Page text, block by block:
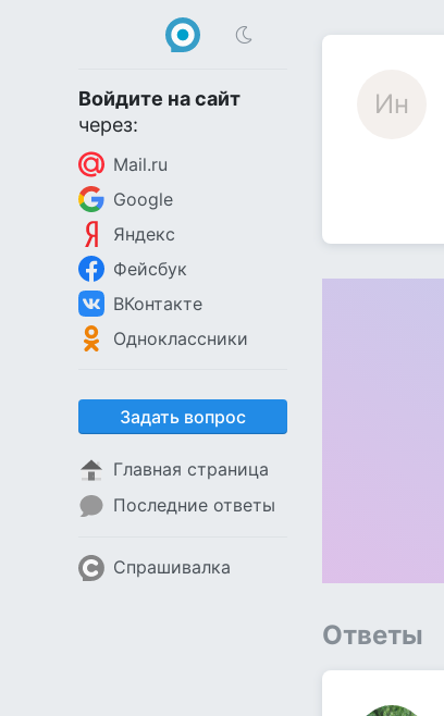
Войдите на сайт
через:
Mail.ru
Google
Яндекс
Фейсбук
ВКонтакте
Одноклассники
Задать вопрос
Главная страница
Последние ответы
Спрашивалка
Ин
Ответы